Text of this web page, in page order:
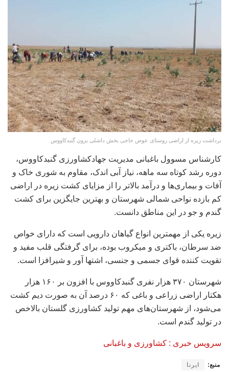
برداشت زیره از اراضی روستای عوض حاجی بخش داشلی برون گنبدکاووس
کارشناس مسوول باغبانی مدیریت جهادکشاورزی گنبدکاووس،
دوره رشد کوتاه سه ماهه، نیاز آبی اندک، مقاوم به شوری خاک و
آفات و بیماری‌ها و درآمد بالاتر را از مزایای کشت زیره در اراضی
کم بازده نواحی شمالی شهرستان و بهترین جایگزین برای کشت
گندم و جو در این مناطق دانست.
زیره یکی از مهمترین انواع گیاهان دارویی است که دارای خواص
ضد سرطان، باکتری و میکروب بوده، برای گرفتگی قلب مفید و
تقویت کننده قوای جسمی و جنسی، اشتها آور و شیرافزا است.
شهرستان ۳۷۰ هزار نفری گنبدکاووس با افزون بر ۱۶۰ هزار
هکتار اراضی زراعی و باغی که ۶۰ درصد آن به صورت دیم کشت
می‌شود، از شهرستان‌های مهم تولید کشاورزی گلستان بالاخص
در تولید گندم است.
سرویس خبری : کشاورزی و باغبانی
منبع: ایرنا